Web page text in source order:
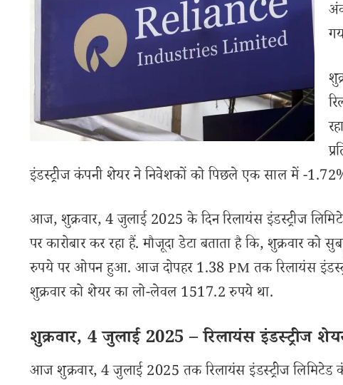
इंडस्ट्रीज कंपनी शेयर ने निवेशकों को पिछले एक साल में -1.72%
आज, शुक्रवार, 4 जुलाई 2025 के दिन रिलायंस इंडस्ट्रीज
पर कारोबार कर रहा हैं. मौजूदा डेटा बताता है कि, शुक्रवार को
रुपये पर ओपन हुआ. आज दोपहर 1.38 PM तक रिलायंस
शुक्रवार को शेयर का लो-लेवल 1517.2 रुपये था.
शुक्रवार, 4 जुलाई 2025 – रिलायंस इंडस्ट्रीज
आज शुक्रवार, 4 जुलाई 2025 तक रिलायंस इंडस्ट्रीज